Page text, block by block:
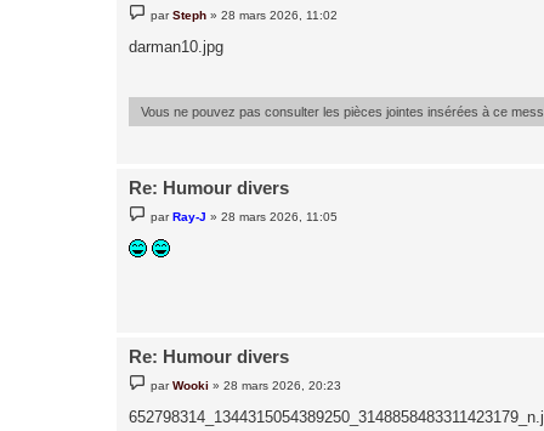
e
s
e
parSteph »28 mars 2026, 11:02
darman10.jpg
Vous ne pouvez pas consulter les pièces jointes insérées à ce
Re: Humour divers
e
s
parRay-J »28 mars 2026, 11:05
Re: Humour divers
e
s
s
parWooki »28 mars 2026, 20:23